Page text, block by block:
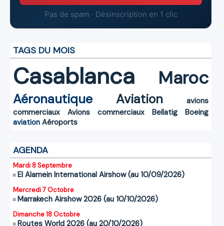
Pas de spam · Désinscription en 1 clic
TAGS DU MOIS
Casablanca Maroc
Aéronautique Aviation
avions
commerciaux
Avions commerciaux Bellatig
Boeing
aviation Aéroports
AGENDA
Mardi 8 Septembre
El Alamein International Airshow (au 10/09/2026)
Mercredi 7 Octobre
Marrakech Airshow 2026 (au 10/10/2026)
Dimanche 18 Octobre
Routes World 2026 (au 20/10/2026)